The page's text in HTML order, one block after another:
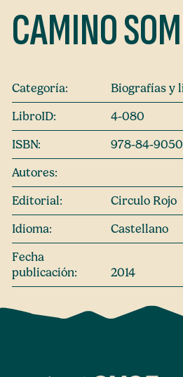
CAMINO
Categoría:
Biografías y
LibroID:
4-080
ISBN:
978-84-
Autores:
Editorial:
Circulo Rojo
Idioma:
Castellano
Fecha
publicación:
2014